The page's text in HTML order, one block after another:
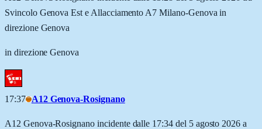
Svincolo Genova Est e Allacciamento A7 Milano-Genova in
direzione Genova
in direzione Genova
17:37 A12 Genova-Rosignano
A12 Genova-Rosignano incidente dalle 17:34 del 5 agosto 2026 a